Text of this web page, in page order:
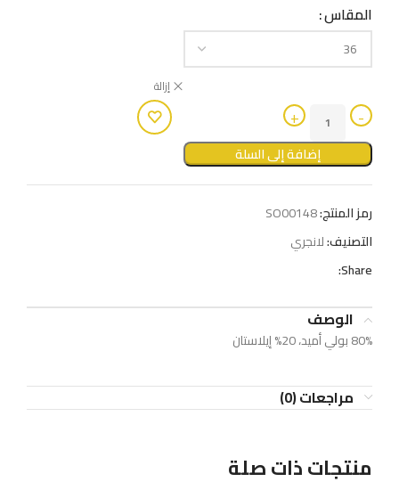
المقاس
إزالة
إضافة إلى السلة
رمز المنتج:SO00148
التصنيف:لانجري
Share:
الوصف
80% بولي أميد، 20% إيلاستان
مراجعات (0)
منتجات ذات صلة